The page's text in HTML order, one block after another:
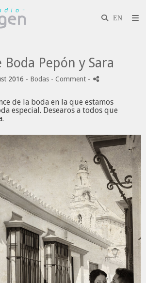
Boda Pepón y Sara
2016 - Bodas - Comment -
de la boda en la que estamos
especial. Desearos a todos que